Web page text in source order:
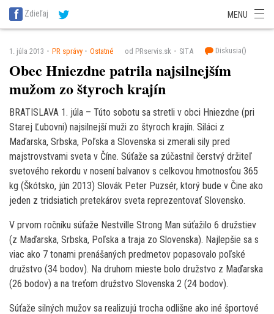
SITA Energetika
SITA Potravinárstvo
Zdieľaj MENU
1. júla 2013 PR správy Ostatné od PRservis.sk SITA Diskusia()
Obec Hniezdne patrila najsilnejším
mužom zo štyroch krajín
BRATISLAVA 1. júla – Túto sobotu sa stretli v obci Hniezdne (pri
Starej Ľubovni) najsilnejší muži zo štyroch krajín. Siláci z
Maďarska, Srbska, Poľska a Slovenska si zmerali sily pred
majstrovstvami sveta v Číne. Súťaže sa zúčastnil čerstvý držiteľ
svetového rekordu v nosení balvanov s celkovou hmotnosťou 365
kg (Škótsko, jún 2013) Slovák Peter Puzsér, ktorý bude v Čine ako
jeden z tridsiatich pretekárov sveta reprezentovať Slovensko.
V prvom ročníku súťaže Nestville Strong Man súťažilo 6 družstiev
(z Maďarska, Srbska, Poľska a traja zo Slovenska). Najlepšie sa s
viac ako 7 tonami prenášaných predmetov popasovalo poľské
družstvo (34 bodov). Na druhom mieste bolo družstvo z Maďarska
(26 bodov) a na treťom družstvo Slovenska 2 (24 bodov).
Súťaže silných mužov sa realizujú trocha odlišne ako iné športové